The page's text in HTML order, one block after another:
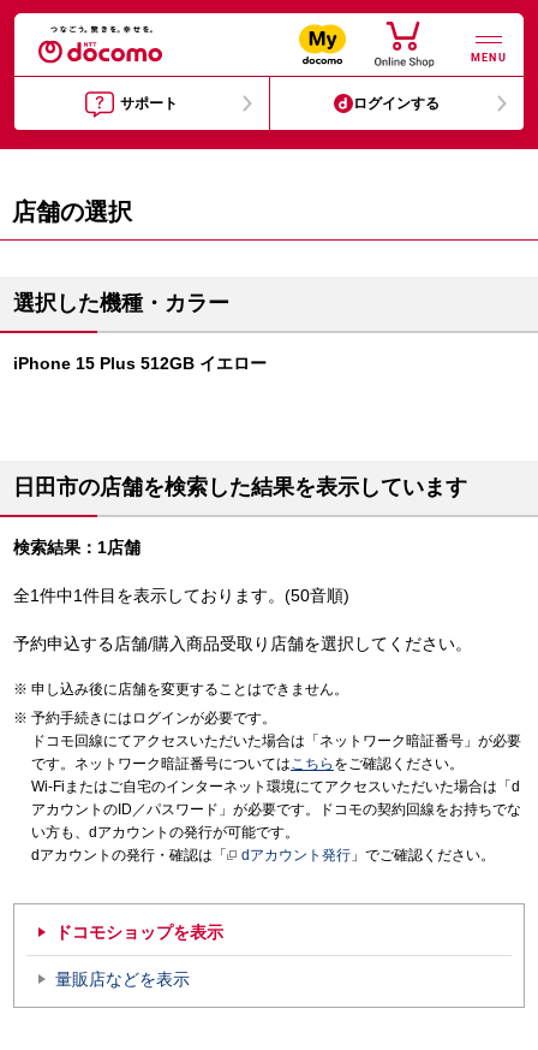
MENU
サポート ログインする
店舗の選択
選択した機種・カラー
iPhone 15 Plus 512GB イエロー
日田市の店舗を検索した結果を表示しています
検索結果：1店舗
全1件中1件目を表示しております。(50音順)
予約申込する店舗/購入商品受取り店舗を選択してください。
申し込み後に店舗を変更することはできません。
予約手続きにはログインが必要です。
ドコモ回線にてアクセスいただいた場合は「ネットワーク暗証番号」が必要
です。ネットワーク暗証番号についてはこちら をご確認ください。
Wi-Fiまたはご自宅のインターネット環境にてアクセスいただいた場合は「d
アカウントのID／パスワード」が必要です。ドコモの契約回線をお持ちでな
い方も、dアカウントの発行が可能です。
dアカウントの発行・確認は「
dアカウント発行 」でご確認ください。
ドコモショップを表示
量販店などを表示